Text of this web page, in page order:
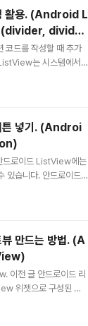
속성을 사용
색상을 변경할 수 있습
재 선택된 아이템을
리소스에 대한 참조 또
값 지정. (#rgb, #arg
활용. (Android L
divider
드를 작성할 때 추가
는 시스템에서
구분선 모양을 변경하
속성들을 가지고 있습
아니라 일반적인 위젯
십 가지의 종류가 되죠.
들 중 몇 가지만 살펴보
명 divi..
튼 넣기. (Androi
로이드 ListView에는
있습니다. 안드로이드
방법을 살펴봤구요.
리 부분을 제외하곤 일
법과 동일한 과정이 수
성도 ListView 아이템
문자열(TextView) 그
합니다. 그리고 아래
뷰 만드는 방법. (A
이전 글 안드로이드 리
위젯으로 구성된 가
데 도움은 되지만 실